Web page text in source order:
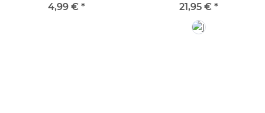
4,99 € *
21,95 € *